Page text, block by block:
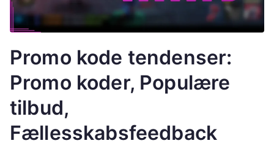
Promo kode tendenser:
Promo koder, Populære
tilbud,
Fællesskabsfeedback